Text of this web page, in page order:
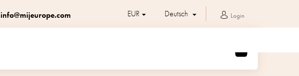
info@mijeurope.com EUR Deutsch Login
WARENKORB